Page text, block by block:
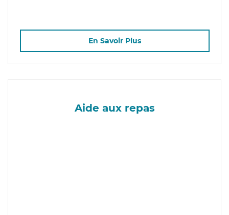
En Savoir Plus
Aide aux repas